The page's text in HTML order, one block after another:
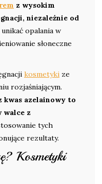
z wysokim
niezależnie od
opalania w
słoneczne
kosmetyki ze
rozjaśniającym.
kwas azelainowy to
walce z
tych
rezultaty.
Kosmetyki